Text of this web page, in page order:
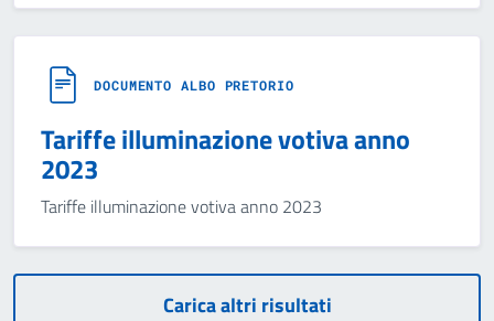
DOCUMENTO ALBO PRETORIO
Tariffe illuminazione votiva anno
2023
Tariffe illuminazione votiva anno 2023
Carica altri risultati